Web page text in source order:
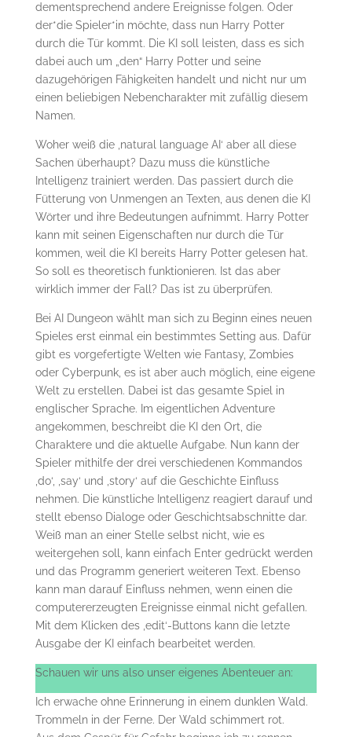
dementsprechend andere Ereignisse folgen. Oder
der*die Spieler*in möchte, dass nun Harry Potter
durch die Tür kommt. Die KI soll leisten, dass es sich
dabei auch um „den“ Harry Potter und seine
dazugehörigen Fähigkeiten handelt und nicht nur um
einen beliebigen Nebencharakter mit zufällig diesem
Namen.
Woher weiß die ‚natural language AI‘ aber all diese
Sachen überhaupt? Dazu muss die künstliche
Intelligenz trainiert werden. Das passiert durch die
Fütterung von Unmengen an Texten, aus denen die KI
Wörter und ihre Bedeutungen aufnimmt. Harry Potter
kann mit seinen Eigenschaften nur durch die Tür
kommen, weil die KI bereits Harry Potter gelesen hat.
So soll es theoretisch funktionieren. Ist das aber
wirklich immer der Fall? Das ist zu überprüfen.
Bei AI Dungeon wählt man sich zu Beginn eines neuen
Spieles erst einmal ein bestimmtes Setting aus. Dafür
gibt es vorgefertigte Welten wie Fantasy, Zombies
oder Cyberpunk, es ist aber auch möglich, eine eigene
Welt zu erstellen. Dabei ist das gesamte Spiel in
englischer Sprache. Im eigentlichen Adventure
angekommen, beschreibt die KI den Ort, die
Charaktere und die aktuelle Aufgabe. Nun kann der
Spieler mithilfe der drei verschiedenen Kommandos
‚do‘, ‚say‘ und ‚story‘ auf die Geschichte Einfluss
nehmen. Die künstliche Intelligenz reagiert darauf und
stellt ebenso Dialoge oder Geschichtsabschnitte dar.
Weiß man an einer Stelle selbst nicht, wie es
weitergehen soll, kann einfach Enter gedrückt werden
und das Programm generiert weiteren Text. Ebenso
kann man darauf Einfluss nehmen, wenn einen die
computererzeugten Ereignisse einmal nicht gefallen.
Mit dem Klicken des ‚edit‘-Buttons kann die letzte
Ausgabe der KI einfach bearbeitet werden.
Schauen wir uns also unser eigenes Abenteuer an:
Ich erwache ohne Erinnerung in einem dunklen Wald.
Trommeln in der Ferne. Der Wald schimmert rot.